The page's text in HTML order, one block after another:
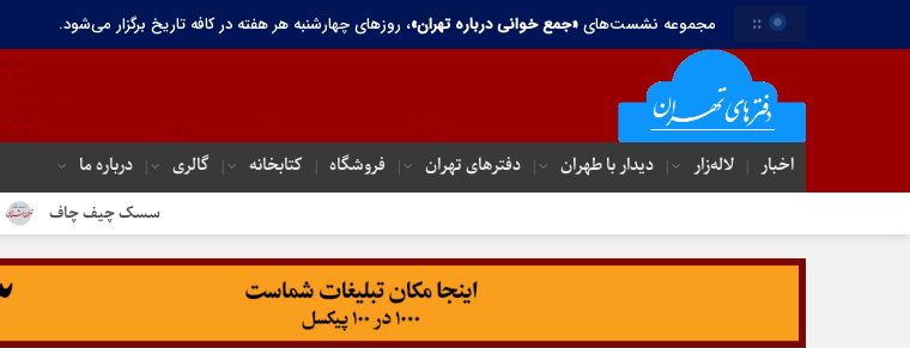
:: مجموعه نشست‌های«جمع خوانی درباره تهران»، روزهای چهارشنبه هر هفته در کافه تاریخ برگزار می‌شود.
اخبار لاله‌زار دیدار با طهران دفترهای تهران‌ فروشگاه کتابخانه گالری درباره ما
سسک چیف چاف دم جنبانک ابلق